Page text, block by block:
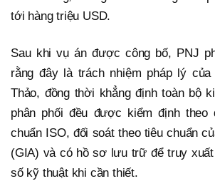
tới hàng triệu USD.
Sau khi vụ án được công bố, PNJ
rằng đây là trách nhiệm pháp lý
Thảo, đồng thời khẳng định toàn bộ
phân phối đều được kiểm định theo
chuẩn ISO, đối soát theo tiêu chuẩn
(GIA) và có hồ sơ lưu trữ để truy
số kỹ thuật khi cần thiết.